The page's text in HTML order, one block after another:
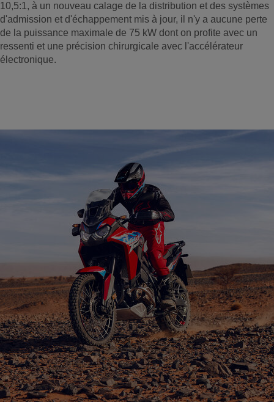
10,5:1, à un nouveau calage de la distribution et des systèmes
d'admission et d'échappement mis à jour, il n'y a aucune perte
de la puissance maximale de 75 kW dont on profite avec un
ressenti et une précision chirurgicale avec l'accélérateur
électronique.